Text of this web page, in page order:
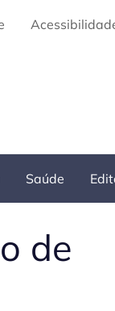
Saúde
de